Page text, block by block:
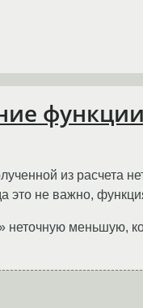
функции
из расчета
это не важно,
меньшую,